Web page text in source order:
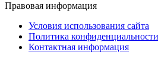
Правовая информация
Условия использования сайта
Политика конфиденциальности
Контактная информация